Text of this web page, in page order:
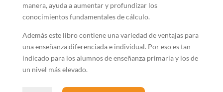
manera, ayuda a aumentar y profundizar los
conocimientos fundamentales de cálculo.
Además este libro contiene una variedad de ventajas para
una enseñanza diferenciada e individual. Por eso es tan
indicado para los alumnos de enseñanza primaria y los de
un nivel más elevado.